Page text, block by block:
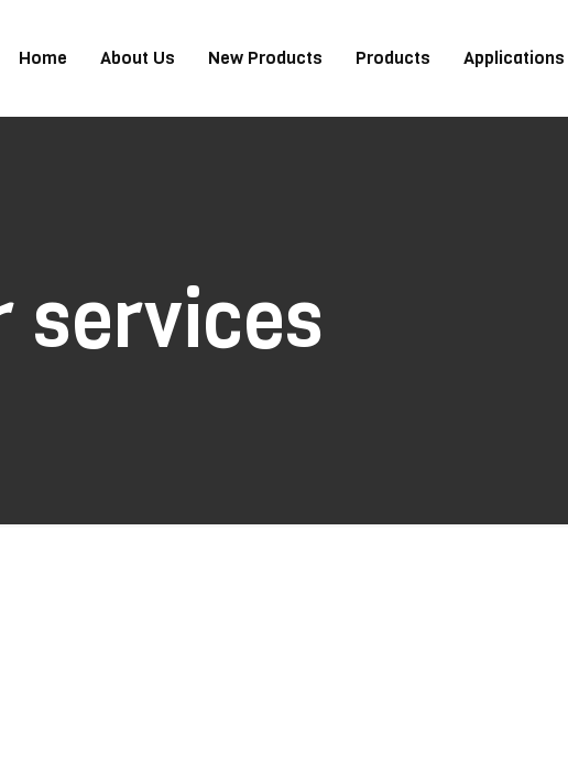
Home About Us New Products Products Applications
services